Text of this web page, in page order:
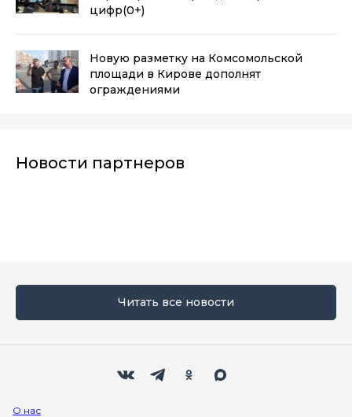
цифр(0+)
Новую разметку на Комсомольской
площади в Кирове дополнят
ограждениями
Новости партнеров
Читать все новости
О нас